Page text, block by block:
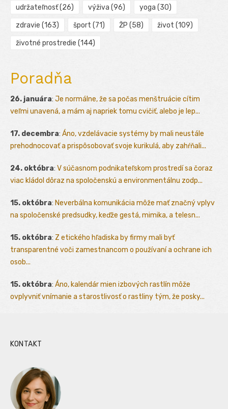
udržateľnosť(26) výživa (96) yoga (30)
zdravie (163) šport (71) ŽP (58) život (109)
životné prostredie (144)
Poradňa
26. januára: Je normálne, že sa počas menštruácie cítim
veľmi unavená, a mám aj napriek tomu cvičiť, alebo je lep...
17. decembra: Áno, vzdelávacie systémy by mali neustále
prehodnocovať a prispôsobovať svoje kurikulá, aby zahŕňali...
24. októbra: V súčasnom podnikateľskom prostredí sa čoraz
viac kládol dôraz na spoločenskú a environmentálnu zodp...
15. októbra: Neverbálna komunikácia môže mať značný vplyv
na spoločenské predsudky, keďže gestá, mimika, a telesn...
15. októbra: Z etického hľadiska by firmy mali byť
transparentné voči zamestnancom o používaní a ochrane ich
osob...
15. októbra: Áno, kalendár mien izbových rastlín môže
ovplyvniť vnímanie a starostlivosť o rastliny tým, že posky...
KONTAKT